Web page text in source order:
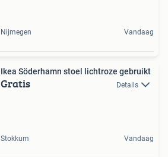
Nijmegen Vandaag
Ikea Söderhamn stoel lichtroze gebruikt
Gratis Details
Stokkum Vandaag